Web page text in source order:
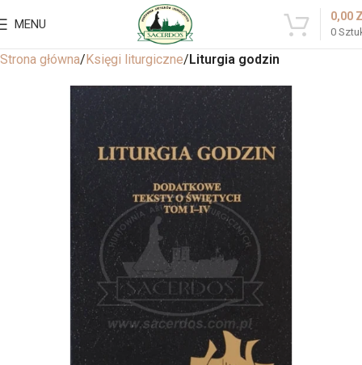
MENU
0
0,00
Strona główna Księgi liturgiczne Liturgia godzin